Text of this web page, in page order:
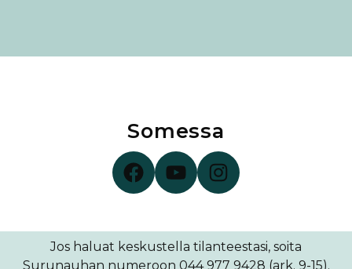
Somessa
Surunauha Facebookissa
Surunauha YouTubessa
Surunauha Instagramissa
Jos haluat keskustella tilanteestasi, soita
Surunauhan numeroon 044 977 9428 (ark. 9-15).